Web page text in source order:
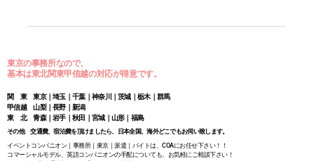
東京の事務所なので、
基本は東北関東甲信越の対応が得意です。
関 東 東京｜埼玉｜千葉｜神奈川｜茨城｜栃木｜群馬
甲信越 山梨｜長野｜新潟
東 北 青森｜岩手｜秋田｜宮城｜山形｜福島
その他 交通費、宿泊費を頂けましたら、日本全国、海外どこでもお伺い致します。
イベントコンパニオン｜事務所｜東京｜派遣｜バイトは、COAにお任せ下さい！！
コマーシャルモデル、英語コンパニオンの手配についても、お気軽にご相談下さい！